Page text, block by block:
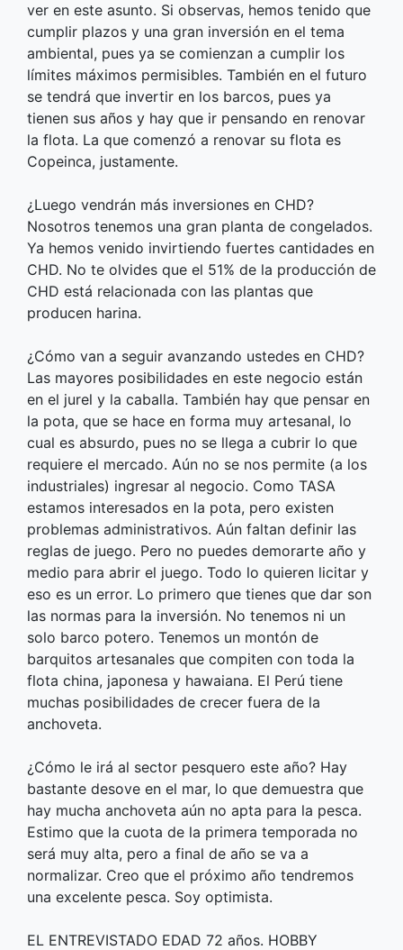
ver en este asunto. Si observas, hemos tenido que
cumplir plazos y una gran inversión en el tema
ambiental, pues ya se comienzan a cumplir los
límites máximos permisibles. También en el futuro
se tendrá que invertir en los barcos, pues ya
tienen sus años y hay que ir pensando en renovar
la flota. La que comenzó a renovar su flota es
Copeinca, justamente.
¿Luego vendrán más inversiones en CHD?
Nosotros tenemos una gran planta de congelados.
Ya hemos venido invirtiendo fuertes cantidades en
CHD. No te olvides que el 51% de la producción de
CHD está relacionada con las plantas que
producen harina.
¿Cómo van a seguir avanzando ustedes en CHD?
Las mayores posibilidades en este negocio están
en el jurel y la caballa. También hay que pensar en
la pota, que se hace en forma muy artesanal, lo
cual es absurdo, pues no se llega a cubrir lo que
requiere el mercado. Aún no se nos permite (a los
industriales) ingresar al negocio. Como TASA
estamos interesados en la pota, pero existen
problemas administrativos. Aún faltan definir las
reglas de juego. Pero no puedes demorarte año y
medio para abrir el juego. Todo lo quieren licitar y
eso es un error. Lo primero que tienes que dar son
las normas para la inversión. No tenemos ni un
solo barco potero. Tenemos un montón de
barquitos artesanales que compiten con toda la
flota china, japonesa y hawaiana. El Perú tiene
muchas posibilidades de crecer fuera de la
anchoveta.
¿Cómo le irá al sector pesquero este año? Hay
bastante desove en el mar, lo que demuestra que
hay mucha anchoveta aún no apta para la pesca.
Estimo que la cuota de la primera temporada no
será muy alta, pero a final de año se va a
normalizar. Creo que el próximo año tendremos
una excelente pesca. Soy optimista.
EL ENTREVISTADO EDAD 72 años. HOBBY